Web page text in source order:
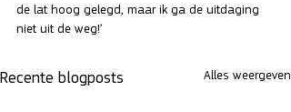
de lat hoog gelegd, maar ik ga de uitdaging
niet uit de weg!’
Recente blogposts Alles weergeven